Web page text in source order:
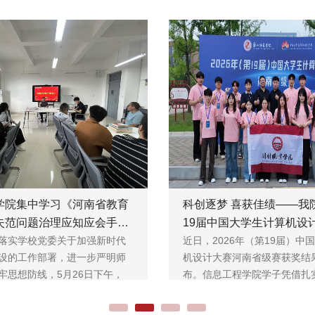
院集中学习《河南省教育
范问题治理应知应会手
实学校党委关于加强新时代
的工作部署，进一步严明师
思想防线，5月26日下午，
科创逐梦 喜获佳绩——我
19届中国大学生计算机设
省赛中斩获殊荣
近日，2026年（第19届）中
机设计大赛河南省级赛获奖结
布。信息工程学院学子凭借扎